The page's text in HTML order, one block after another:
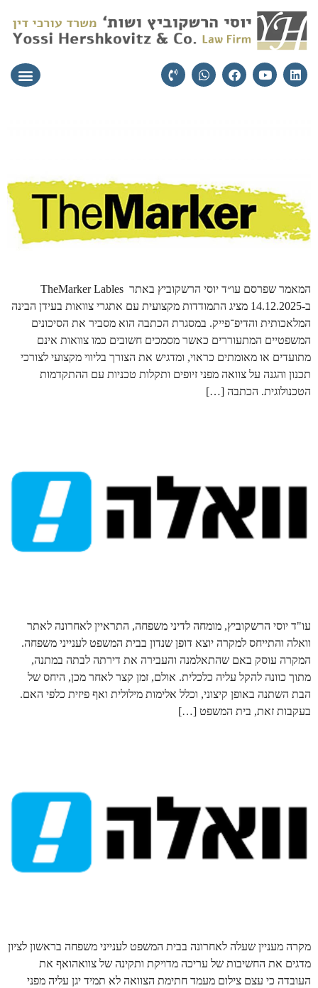
המאמר שפרסם עו״ד יוסי הרשקוביץ באתר TheMarker Lables
ב-14.12.2025 מציג התמודדות מקצועית עם אתגרי צוואות בעידן הבינה
המלאכותית והדיפ־פייק. במסגרת הכתבה הוא מסביר את הסיכונים
המשפטיים המתעוררים כאשר מסמכים חשובים כמו צוואות אינם
מתועדים או מאומתים כראוי, ומדגיש את הצורך בליווי מקצועי לצורכי
תכנון והגנה על צוואה מפני זיופים ותקלות טכניות עם ההתקדמות
הטכנולוגית. הכתבה […]
עו"ד יוסי הרשקוביץ, מומחה לדיני משפחה, התראיין לאחרונה לאתר
וואלה והתייחס למקרה יוצא דופן שנדון בבית המשפט לענייני משפחה.
המקרה עוסק באם שהתאלמנה והעבירה את דירתה לבתה במתנה,
מתוך כוונה להקל עליה כלכלית. אולם, זמן קצר לאחר מכן, היחס של
הבת השתנה באופן קיצוני, וכלל אלימות מילולית ואף פיזית כלפי האם.
בעקבות זאת, בית המשפט […]
מקרה מעניין שעלה לאחרונה בבית המשפט לענייני משפחה בראשון לציון
מדגים את החשיבות של עריכה מדויקת ותקינה של צוואהואף את
העובדה כי עצם צילום מעמד חתימת הצוואה לא תמיד יגן עליה מפני